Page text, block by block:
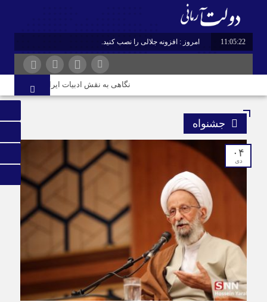
11:05:22 امروز : افزونه جلالی را نصب کنید.
نگاهی به نقش ادبیات ایران در هویت و
جشنواه
۰۴
دی